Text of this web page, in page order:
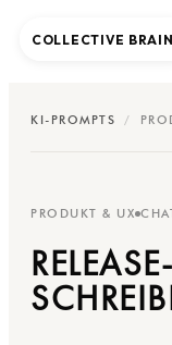
KI-PROMPTS /
PRODUKT & UX
COLLECTIVE BRAIN